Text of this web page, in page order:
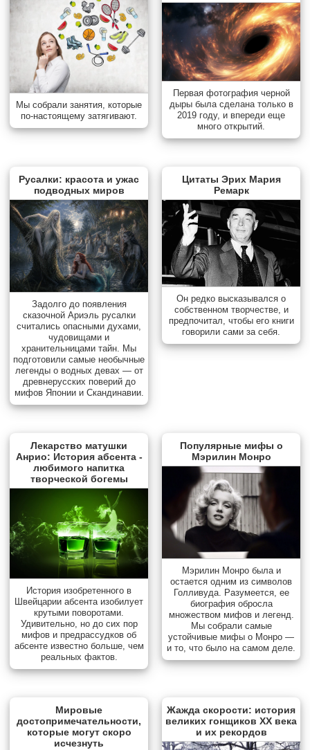
Мы собрали занятия, которые
по-настоящему затягивают.
Первая фотография черной
дыры была сделана только в
2019 году, и впереди еще
много открытий.
Русалки: красота и ужас
подводных миров
Задолго до появления
сказочной Ариэль русалки
считались опасными духами,
чудовищами и
хранительницами тайн. Мы
подготовили самые необычные
легенды о водных девах — от
древнерусских поверий до
мифов Японии и Скандинавии.
Цитаты Эрих Мария
Ремарк
Он редко высказывался о
собственном творчестве, и
предпочитал, чтобы его книги
говорили сами за себя.
Лекарство матушки
Анрио: История абсента -
любимого напитка
творческой богемы
История изобретенного в
Швейцарии абсента изобилует
крутыми поворотами.
Удивительно, но до сих пор
мифов и предрассудков об
абсенте известно больше, чем
реальных фактов.
Популярные мифы о
Мэрилин Монро
Мэрилин Монро была и
остается одним из символов
Голливуда. Разумеется, ее
биография обросла
множеством мифов и легенд.
Мы собрали самые
устойчивые мифы о Монро —
и то, что было на самом деле.
Мировые
достопримечательности,
которые могут скоро
исчезнуть
Жажда скорости: история
великих гонщиков XX века
и их рекордов